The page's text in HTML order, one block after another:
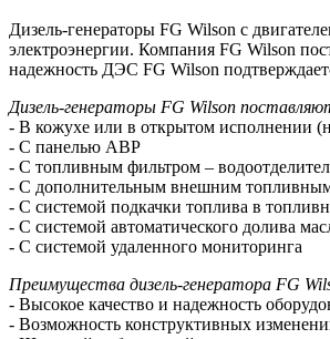
Дизель-генераторы FG Wilson с
электроэнергии. Компания FG Wilson
надежность ДЭС FG Wilson
Дизель-генераторы FG Wilson
- В кожухе или в открытом исполнении
- С панелью АВР
- С топливным фильтром –
- С дополнительным внешним
- С системой подкачки топлива в
- С системой автоматического долива
- С системой удаленного мониторинга
Преимущества дизель-генератора FG
- Высокое качество и надежность
- Возможность конструктивных